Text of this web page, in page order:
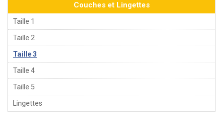
Couches et Lingettes
Taille 1
Taille 2
Taille 3
Taille 4
Taille 5
Lingettes